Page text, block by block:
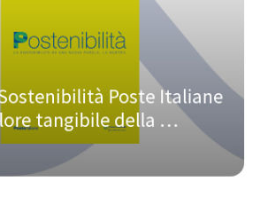
Poste Italiane
tangibile della
alla comunità